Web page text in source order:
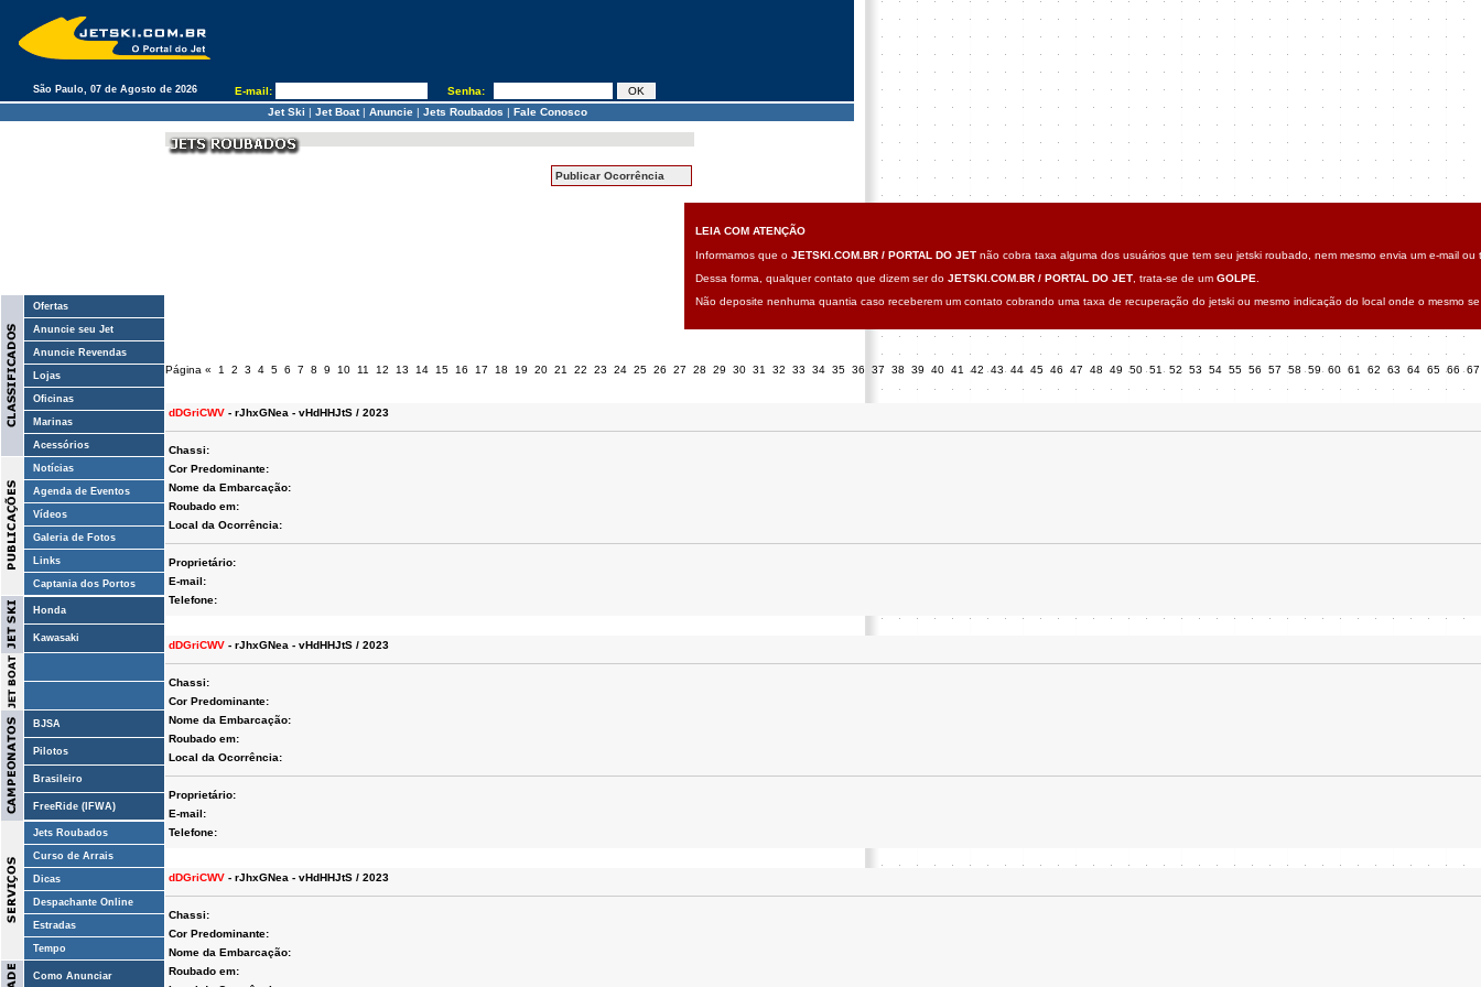
São Paulo, 07 de Agosto de 2026 E-mail:
Senha:
Jet Ski | Jet Boat| Anuncie| Jets Roubados | Fale Conosco
Ofertas
Anuncie seu Jet
Anuncie Revendas
Lojas
Oficinas
Marinas
Acessórios
Notícias
Agenda de Eventos
Vídeos
Galeria de Fotos
Links
Captania dos Portos
Honda
Kawasaki
BJSA
Pilotos
Brasileiro
FreeRide (IFWA)
Jets Roubados
Curso de Arrais
Dicas
Despachante Online
Estradas
Tempo
Como Anunciar
Publicar Ocorrência
LEIA COM ATENÇÃO
Informamos que o JETSKI.COM.BR / PORTAL DO JETnão cobra taxa alguma dos usuários que tem seu jetski roubado, nem mesmo envia um e-mail
Dessa forma, qualquer contato que dizem ser do JETSKI.COM.BR / PORTAL DO JET, trata-se de um GOLPE
Não deposite nenhuma quantia caso receberem um contato cobrando uma taxa de recuperação do jetski ou mesmo indicação do local onde o mesmo
Página « 1 2 3 4 5 6 7 8 9 10 11 12 13 14 15 16 17 18 19 20 21 22 23 24 25 26 27 28 29 30 31 32 33 34 35 36 37 38 39 40 41 42 43 44 45 46 47 48 49 50 51 52 53 54 55 56 57 58 59 60 61 62 63 64 65 66
dDGriCWV - rJhxGNea - vHdHHJtS / 2023
Chassi:
Cor Predominante:
Nome da Embarcação:
Roubado em:
Local da Ocorrência:
Proprietário:
E-mail:
Telefone:
dDGriCWV - rJhxGNea - vHdHHJtS / 2023
Chassi:
Cor Predominante:
Nome da Embarcação:
Roubado em:
Local da Ocorrência:
Proprietário:
E-mail:
Telefone:
dDGriCWV - rJhxGNea - vHdHHJtS / 2023
Chassi:
Cor Predominante:
Nome da Embarcação:
Roubado em: